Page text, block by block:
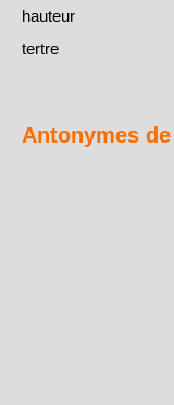
hauteur
tertre
Antonymes de